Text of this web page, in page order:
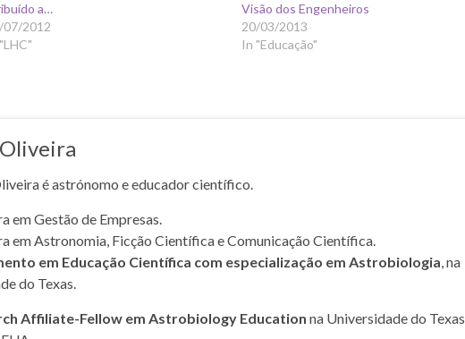
a…
07/2012
Visão dos Engenheiros
20/03/2013
In "Educação"
é astrónomo e educador científico.
em Gestão de Empresas.
em Astronomia, Ficção Científica e Comunicação Científica.
em Educação Científica com especialização em Astrobiologia, na
do Texas.
Affiliate-Fellow em Astrobiology Education na Universidade do Texas